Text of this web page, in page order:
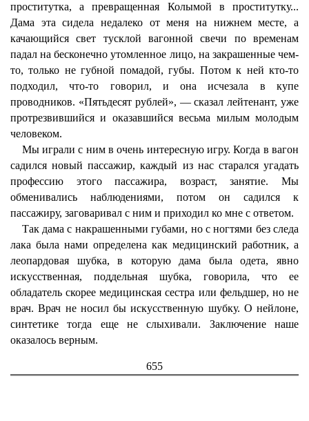
проститутка, а превращенная Колымой в проститутку...
Дама эта сидела недалеко от меня на нижнем месте, а
качающийся свет тусклой вагонной свечи по временам
падал на бесконечно утомленное лицо, на закрашенные чем-
то, только не губной помадой, губы. Потом к ней кто-то
подходил, что-то говорил, и она исчезала в купе
проводников. «Пятьдесят рублей», — сказал лейтенант, уже
протрезвившийся и оказавшийся весьма милым молодым
человеком.
Мы играли с ним в очень интересную игру. Когда в вагон
садился новый пассажир, каждый из нас старался угадать
профессию этого пассажира, возраст, занятие. Мы
обменивались наблюдениями, потом он садился к
пассажиру, заговаривал с ним и приходил ко мне с ответом.
Так дама с накрашенными губами, но с ногтями без следа
лака была нами определена как медицинский работник, а
леопардовая шубка, в которую дама была одета, явно
искусственная, поддельная шубка, говорила, что ее
обладатель скорее медицинская сестра или фельдшер, но не
врач. Врач не носил бы искусственную шубку. О нейлоне,
синтетике тогда еще не слыхивали. Заключение наше
оказалось верным.
655